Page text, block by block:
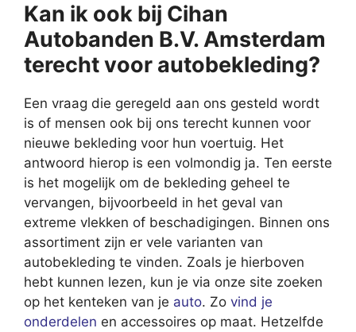
Kan ik ook bij Cihan
Autobanden B.V. Amsterdam
terecht voor autobekleding?
Een vraag die geregeld aan ons gesteld wordt
is of mensen ook bij ons terecht kunnen voor
nieuwe bekleding voor hun voertuig. Het
antwoord hierop is een volmondig ja. Ten eerste
is het mogelijk om de bekleding geheel te
vervangen, bijvoorbeeld in het geval van
extreme vlekken of beschadigingen. Binnen ons
assortiment zijn er vele varianten van
autobekleding te vinden. Zoals je hierboven
hebt kunnen lezen, kun je via onze site zoeken
op het kenteken van je auto. Zo vind je
onderdelen en accessoires op maat. Hetzelfde